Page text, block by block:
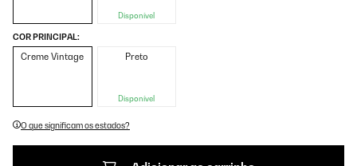
Disponível
COR PRINCIPAL:
Creme Vintage Preto
Disponível
O que significam os estados?